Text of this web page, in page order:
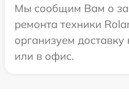
Мы сообщим Вам о
ремонта техники
организуем
или в офис.